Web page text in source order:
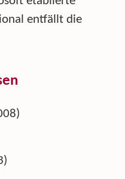
entfällt die